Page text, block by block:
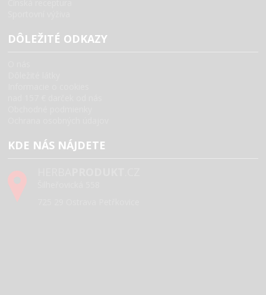
DÔLEŽITÉ ODKAZY
KDE NÁS NÁJDETE